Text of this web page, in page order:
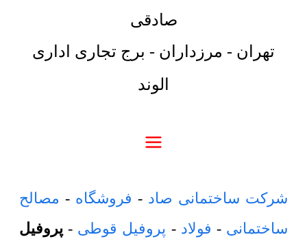
صادقی
تهران - مرزداران - برج تجاری اداری
الوند
شرکت ساختمانی صاد - فروشگاه - مصالح
ساختمانی - فولاد - پروفیل قوطی - پروفیل